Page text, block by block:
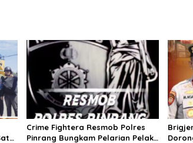
Crime Fightera Resmob Polres
Pinrang Bungkam Pelarian Pelaku